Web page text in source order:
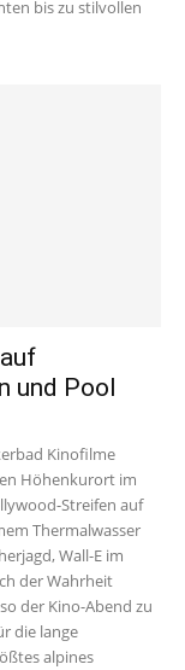
bis zu stilvollen
und Pool
Kinofilme
Höhenkurort im
Streifen auf
Thermalwasser
Wall-E im
der Wahrheit
der Kino-Abend zu
die lange
alpines